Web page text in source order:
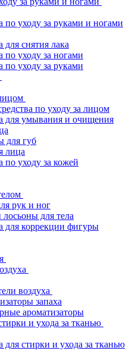
по уходу за руками и ногами
для снятия лака
по уходу за ногами
по уходу за руками
по уходу за лицом
для умывания и очищения
для губ
лица
по уходу за кожей
рук и ног
для тела
для коррекции фигуры
воздуха
запаха
ароматизаторы
и ухода за тканью
для стирки и ухода за тканью